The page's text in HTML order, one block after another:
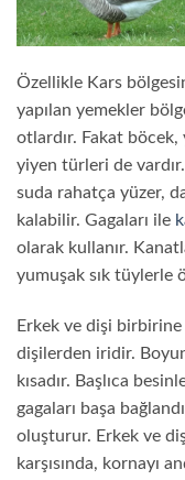
Özellikle Kars
yapılan yemekler
otlardır. Fakat böcek,
yiyen türleri de
suda rahatça yüzer,
kalabilir. Gagaları ile
olarak kullanır.
yumuşak sık tüylerle
Erkek ve dişi
dişilerden iridir.
kısadır. Başlıca
gagaları başa
oluşturur. Erkek ve
karşısında, kornayı